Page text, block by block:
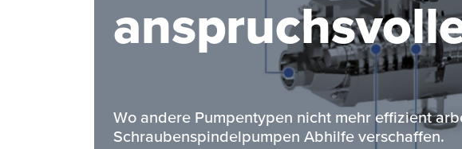
Wo andere Pumpentypen nicht mehr effizient
Schraubenspindelpumpen Abhilfe verschaffen.